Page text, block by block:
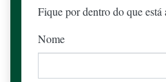
Fique por dentro do que está
Nome